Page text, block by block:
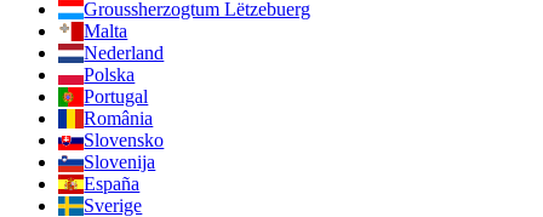
Groussherzogtum Lëtzebuerg
Malta
Nederland
Polska
Portugal
România
Slovensko
Slovenija
España
Sverige